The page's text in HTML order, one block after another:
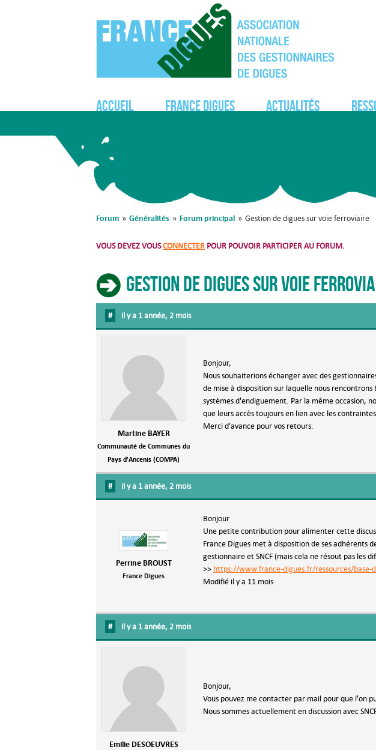
Accueil France Digues Actualités
Forum » Généralités » Forum principal » Gestion de digues sur voie ferroviaire
VOUS DEVEZ VOUSCONNECTER POUR POUVOIR PARTICIPER AU FORUM.
Gestion de digues sur voie
# il y a 1 année, 2 mois
Martine BAYER
Communauté de Communes du
Pays d'Ancenis (COMPA)
Bonjour,
Nous souhaiterions échanger avec des
de mise à disposition sur laquelle nous
systèmes d'endiguement. Par la même occasion,
que leurs accès toujours en lien avec les
Merci d'avance pour vos retours.
# il y a 1 année, 2 mois
Perrine BROUST
France Digues
Bonjour
Une petite contribution pour alimenter cette
France Digues met à disposition de ses adhérents
gestionnaire et SNCF (mais cela ne résout pas
>> https://www.france-digues.fr/ressources/base-
Modifié il y a 11 mois
# il y a 1 année, 2 mois
Emilie DESOEUVRES
Bonjour,
Vous pouvez me contacter par mail pour que l'on
Nous sommes actuellement en discussion avec